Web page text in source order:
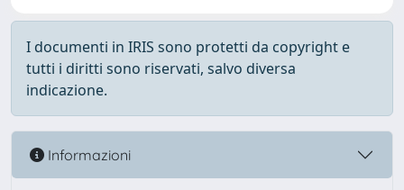
I documenti in IRIS sono protetti da copyright e
tutti i diritti sono riservati, salvo diversa
indicazione.
Informazioni